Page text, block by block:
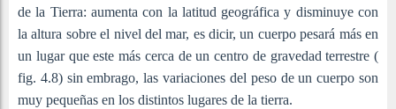
de la Tierra: aumenta con la latitud geográfica y disminuye con
la altura sobre el nivel del mar, es dicir, un cuerpo pesará más en
un lugar que este más cerca de un centro de gravedad terrestre (
fig. 4.8) sin embrago, las variaciones del peso de un cuerpo son
muy pequeñas en los distintos lugares de la tierra.